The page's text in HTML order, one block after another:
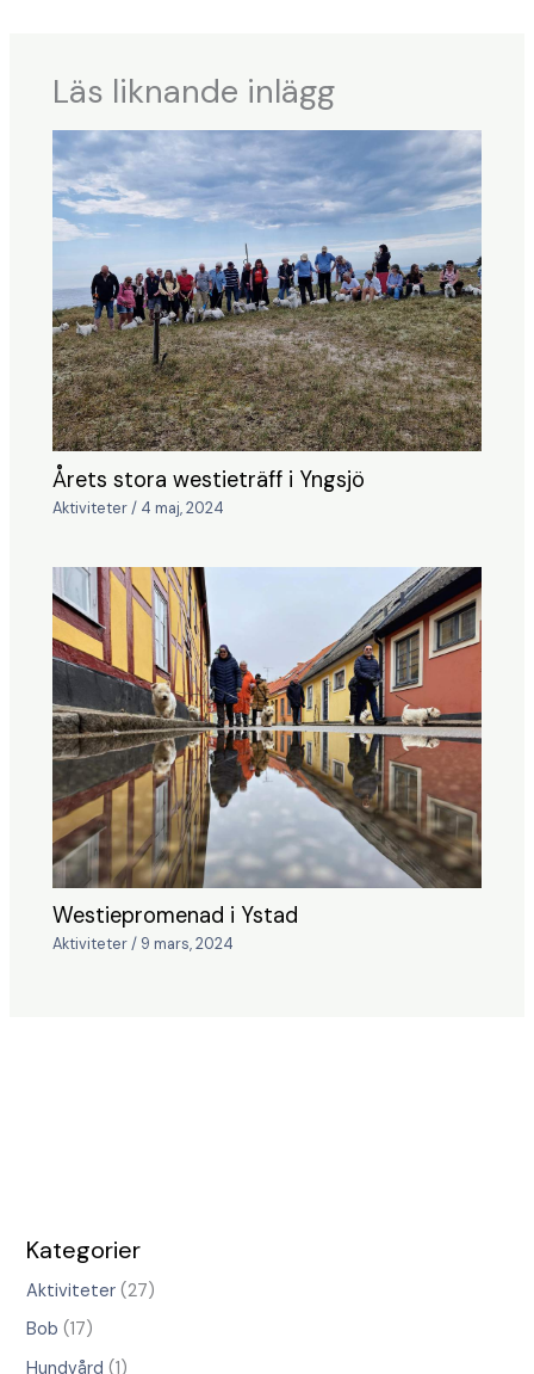
Läs liknande inlägg
Årets stora westieträff i Yngsjö
Aktiviteter/ 4 maj, 2024
Westiepromenad i Ystad
Aktiviteter/ 9 mars, 2024
Kategorier
Aktiviteter (27)
Bob (17)
Hundvård (1)